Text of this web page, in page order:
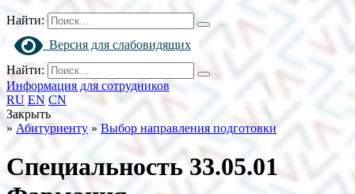
Найти:
Версия для слабовидящих
Найти:
Информация для сотрудников
RU EN CN
Закрыть
» Абитуриенту » Выбор направления подготовки
Специальность 33.05.01